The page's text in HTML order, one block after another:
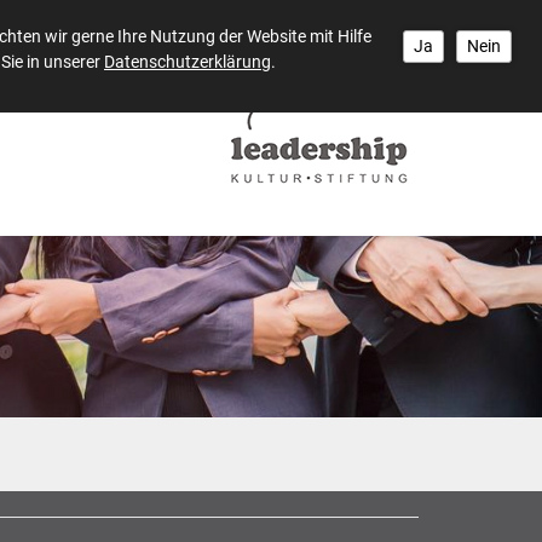
Nein
Ja
wir gerne Ihre Nutzung der Website mit Hilfe
in unserer Datenschutzerklärung.